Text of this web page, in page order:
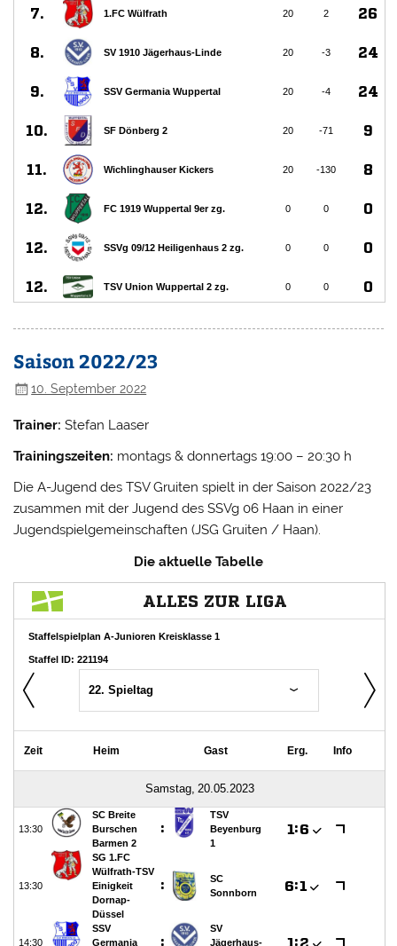
Saison 2022/23
10. September 2022
Trainer: Stefan Laaser
Trainingszeiten: montags & donnertags 19:00 – 20:30 h
Die A-Jugend des TSV Gruiten spielt in der Saison 2022/23
zusammen mit der Jugend des SSVg 06 Haan in einer
Jugendspielgemeinschaften (JSG Gruiten / Haan).
Die aktuelle Tabelle